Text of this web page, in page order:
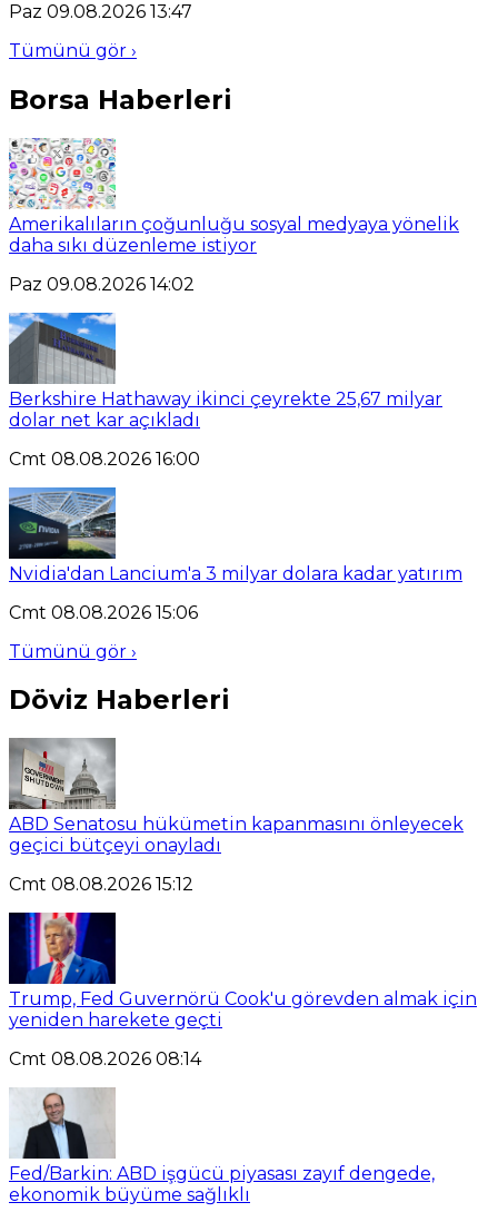
Paz 09.08.2026 13:47
Tümünü gör ›
Borsa Haberleri
Amerikalıların çoğunluğu sosyal medyaya yönelik
daha sıkı düzenleme istiyor
Paz 09.08.2026 14:02
Berkshire Hathaway ikinci çeyrekte 25,67 milyar
dolar net kar açıkladı
Cmt 08.08.2026 16:00
Nvidia'dan Lancium'a 3 milyar dolara kadar yatırım
Cmt 08.08.2026 15:06
Tümünü gör ›
Döviz Haberleri
ABD Senatosu hükümetin kapanmasını önleyecek
geçici bütçeyi onayladı
Cmt 08.08.2026 15:12
Trump, Fed Guvernörü Cook'u görevden almak için
yeniden harekete geçti
Cmt 08.08.2026 08:14
Fed/Barkin: ABD işgücü piyasası zayıf dengede,
ekonomik büyüme sağlıklı